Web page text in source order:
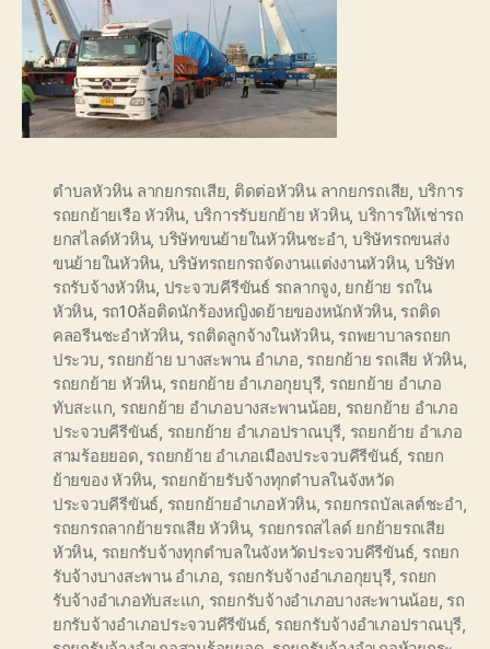
ตำบลหัวหิน ลากยกรถเสีย, ติดต่อหัวหิน ลากยกรถเสีย, บริการ
รถยกย้ายเรือ หัวหิน, บริการรับยกย้าย หัวหิน, บริการให้เช่ารถ
ยกสไลด์หัวหิน, บริษัทขนย้ายในหัวหินชะอำ, บริษัทรถขนส่ง
ขนย้ายในหัวหิน, บริษัทรถยกรถจัดงานแต่งงานหัวหิน, บริษัท
รถรับจ้างหัวหิน, ประจวบคีรีขันธ์ รถลากจูง, ยกย้าย รถใน
หัวหิน, รถ10ล้อติดนักร้องหญิงดย้ายของหนักหัวหิน, รถติด
คลอรีนชะอำหัวหิน, รถติดลูกจ้างในหัวหิน, รถพยาบาลรถยก
ประวบ, รถยกย้าย บางสะพาน อำเภอ, รถยกย้าย รถเสีย หัวหิน,
รถยกย้าย หัวหิน, รถยกย้าย อำเภอกุยบุรี, รถยกย้าย อำเภอ
ทับสะแก, รถยกย้าย อำเภอบางสะพานน้อย, รถยกย้าย อำเภอ
ประจวบคีรีขันธ์, รถยกย้าย อำเภอปราณบุรี, รถยกย้าย อำเภอ
สามร้อยยอด, รถยกย้าย อำเภอเมืองประจวบคีรีขันธ์, รถยก
ย้ายของ หัวหิน, รถยกย้ายรับจ้างทุกตำบลในจังหวัด
ประจวบคีรีขันธ์, รถยกย้ายอำเภอหัวหิน, รถยกรถบัลเลต์ชะอำ,
รถยกรถลากย้ายรถเสีย หัวหิน, รถยกรถสไลด์ ยกย้ายรถเสีย
หัวหิน, รถยกรับจ้างทุกตำบลในจังหวัดประจวบคีรีขันธ์, รถยก
รับจ้างบางสะพาน อำเภอ, รถยกรับจ้างอำเภอกุยบุรี, รถยก
รับจ้างอำเภอทับสะแก, รถยกรับจ้างอำเภอบางสะพานน้อย, รถ
ยกรับจ้างอำเภอประจวบคีรีขันธ์, รถยกรับจ้างอำเภอปราณบุรี,